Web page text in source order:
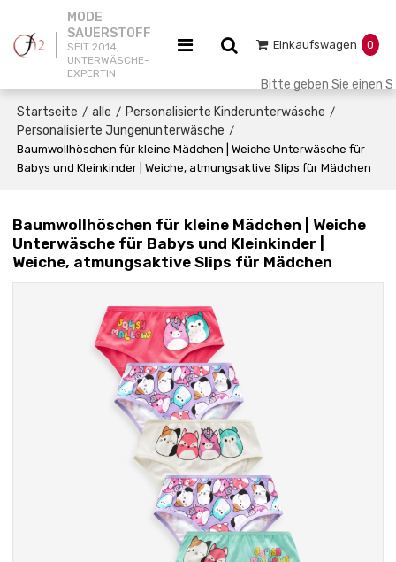
MODE
SAUERSTOFF
SEIT 2014,
UNTERWÄSCHE-
EXPERTIN
Einkaufswagen 0
Startseite / alle / Personalisierte Kinderunterwäsche /
Personalisierte Jungenunterwäsche /
Baumwollhöschen für kleine Mädchen | Weiche Unterwäsche für
Babys und Kleinkinder | Weiche, atmungsaktive Slips für Mädchen
Baumwollhöschen für kleine Mädchen | Weiche
Unterwäsche für Babys und Kleinkinder |
Weiche, atmungsaktive Slips für Mädchen